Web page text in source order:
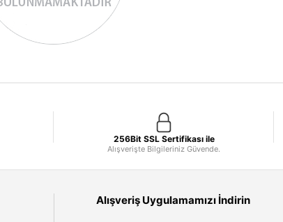
256Bit SSL Sertifikası ile
Alışverişte Bilgileriniz Güvende.
Alışveriş Uygulamamızı İndirin